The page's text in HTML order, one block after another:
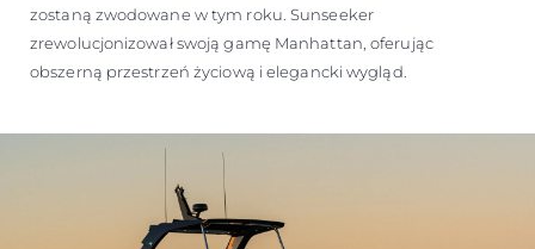
zostaną zwodowane w tym roku. Sunseeker
zrewolucjonizował swoją gamę Manhattan, oferując
obszerną przestrzeń życiową i elegancki wygląd.